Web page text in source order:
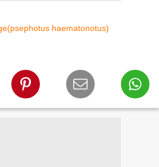
haematonotus)